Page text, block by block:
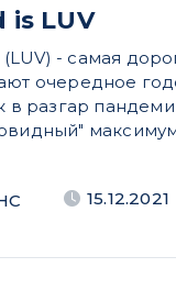
is LUV
(LUV) - самая
очередное
в разгар
15.12.2021